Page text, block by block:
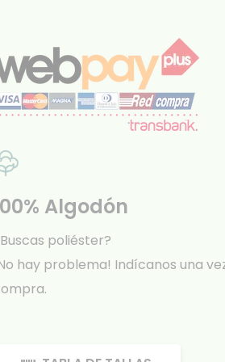
Algodón
poliéster?
hay problema! Indícanos una